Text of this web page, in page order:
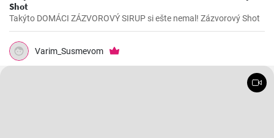
Shot
Takýto DOMÁCI ZÁZVOROVÝ SIRUP si ešte nemal! Zázvorový Shot
Varim_Susmevom